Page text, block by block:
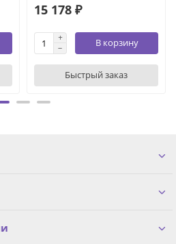
15 178 ₽
В корзину
Быстрый заказ